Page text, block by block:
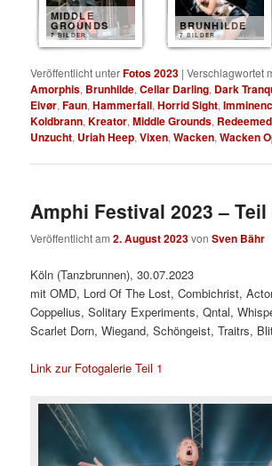
MIDDLE
GROUNDS
7 BILDER
BRUNHILDE
7 BILDER
Veröffentlicht unterFotos 2023 |Verschlagwortet
Amorphis, Brunhilde,Cellar Darling, Dark
Eivør,Faun,Hammerfall,Horrid Sight,
Koldbrann,Kreator,Middle Grounds,
Unzucht, Uriah Heep,Vixen,Wacken,Wacken
Amphi Festival 2023 – Teil
Veröffentlicht am2. August 2023vonSven Bähr
Köln (Tanzbrunnen), 30.07.2023
mit OMD, Lord Of The Lost, Combichrist,
Coppelius, Solitary Experiments, Qntal,
Scarlet Dorn, Wiegand, Schöngeist, Traitrs,
Link zur Fotogalerie Teil 1